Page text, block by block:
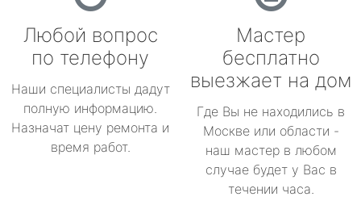
Любой вопрос
по телефону
Наши специалисты дадут
полную информацию.
Назначат цену ремонта и
время работ.
Мастер
бесплатно
выезжает на дом
Где Вы не находились в
Москве или области -
наш мастер в любом
случае будет у Вас в
течении часа.